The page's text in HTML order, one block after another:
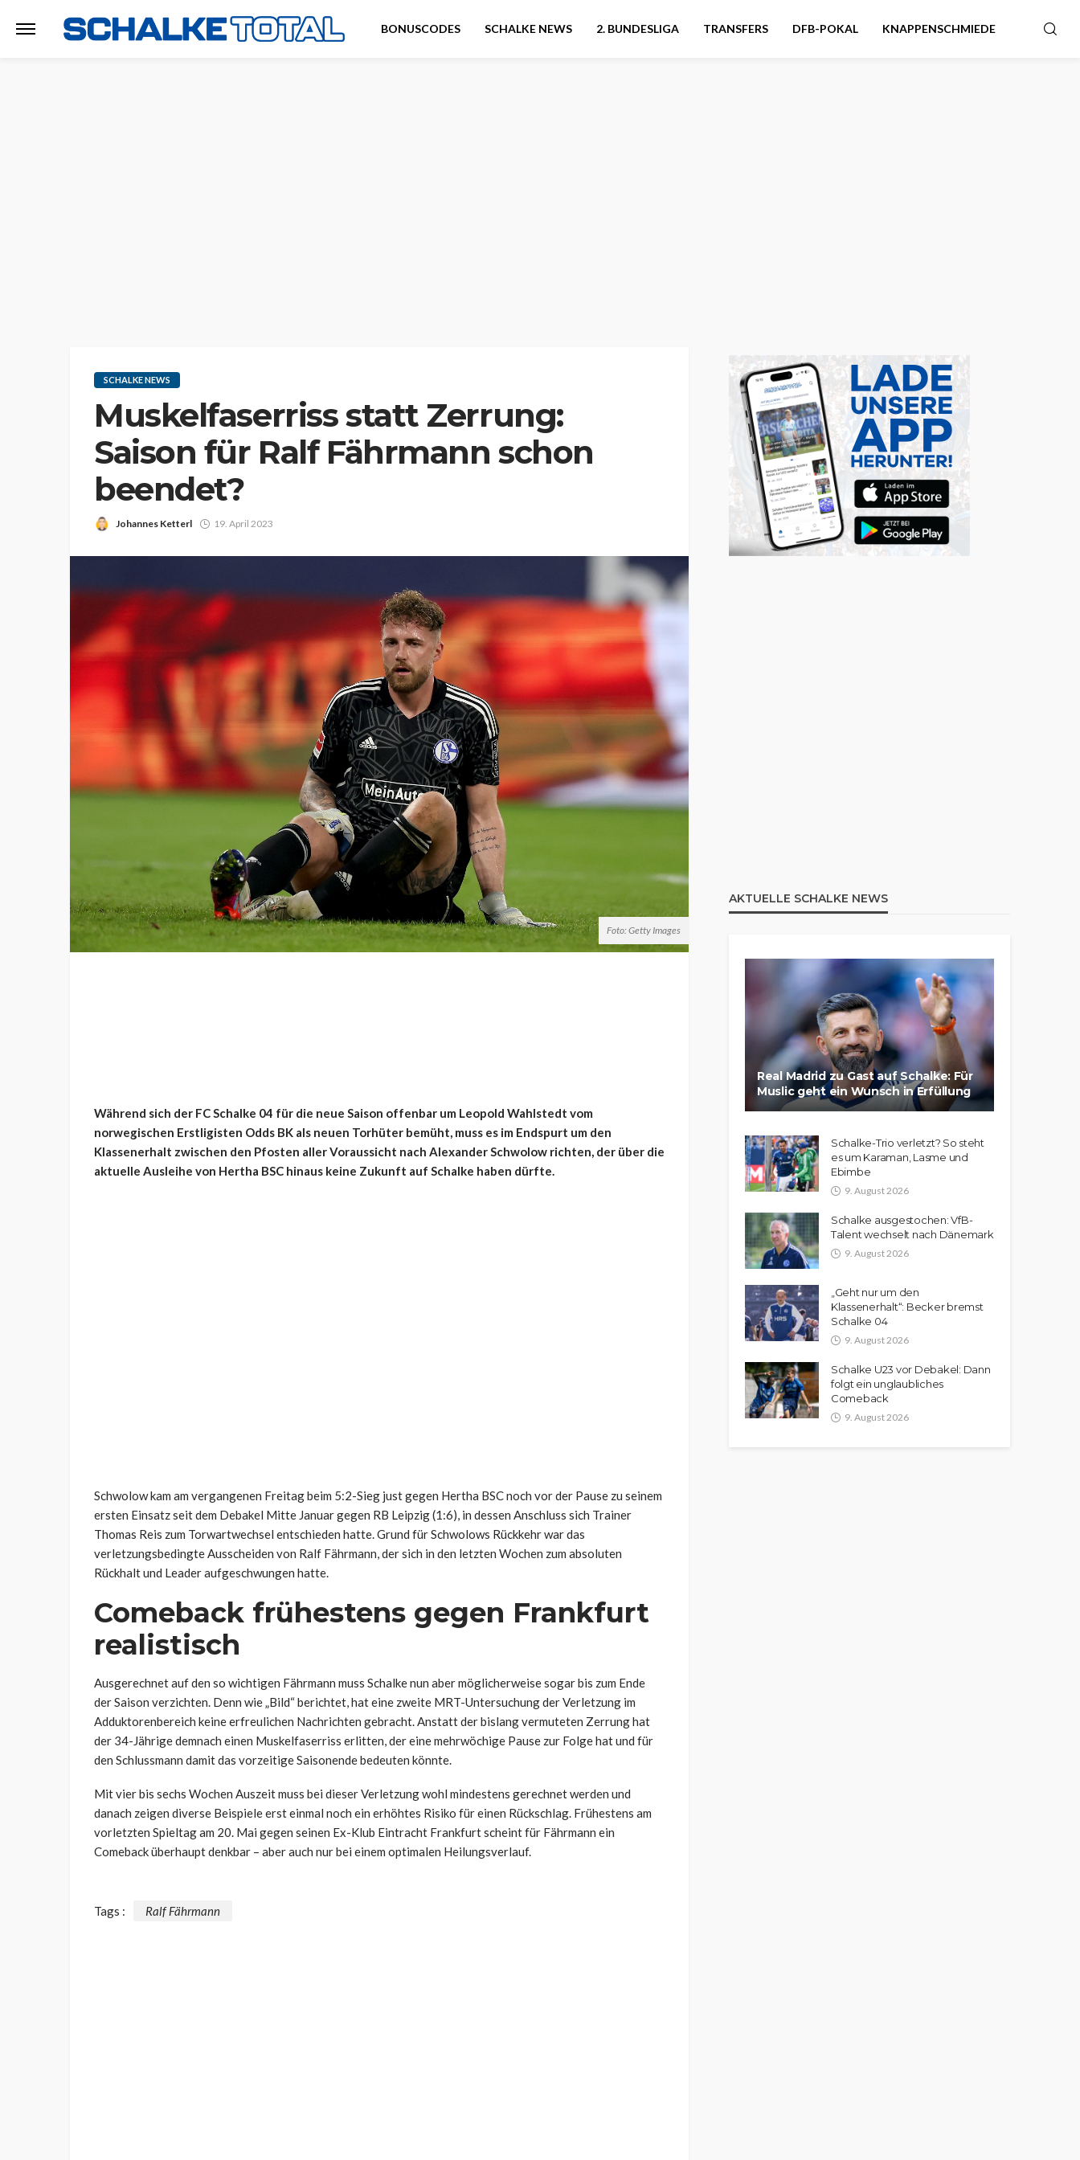
BONUSCODES SCHALKE NEWS 2. BUNDESLIGA TRANSFERS DFB-POKAL KNAPPENSCHMIEDE
SCHALKE NEWS
Muskelfaserriss statt Zerrung:
Saison für Ralf Fährmann schon
beendet?
Johannes Ketterl 19. April 2023
Foto: Getty Images
Während sich der FC Schalke 04 für die neue Saison offenbar um Leopold Wahlstedt vom
norwegischen Erstligisten Odds BK als neuen Torhüter bemüht, muss es im Endspurt um den
Klassenerhalt zwischen den Pfosten aller Voraussicht nach Alexander Schwolow richten, der über die
aktuelle Ausleihe von Hertha BSC hinaus keine Zukunft auf Schalke haben dürfte.
Schwolow kam am vergangenen Freitag beim 5:2-Sieg just gegen Hertha BSC noch vor der Pause zu seinem
ersten Einsatz seit dem Debakel Mitte Januar gegen RB Leipzig (1:6), in dessen Anschluss sich Trainer
Thomas Reis zum Torwartwechsel entschieden hatte. Grund für Schwolows Rückkehr war das
verletzungsbedingte Ausscheiden von Ralf Fährmann, der sich in den letzten Wochen zum absoluten
Rückhalt und Leader aufgeschwungen hatte.
Comeback frühestens gegen Frankfurt
realistisch
Ausgerechnet auf den so wichtigen Fährmann muss Schalke nun aber möglicherweise sogar bis zum Ende
der Saison verzichten. Denn wie „Bild“ berichtet, hat eine zweite MRT-Untersuchung der Verletzung im
Adduktorenbereich keine erfreulichen Nachrichten gebracht. Anstatt der bislang vermuteten Zerrung hat
der 34-Jährige demnach einen Muskelfaserriss erlitten, der eine mehrwöchige Pause zur Folge hat und für
den Schlussmann damit das vorzeitige Saisonende bedeuten könnte.
Mit vier bis sechs Wochen Auszeit muss bei dieser Verletzung wohl mindestens gerechnet werden und
danach zeigen diverse Beispiele erst einmal noch ein erhöhtes Risiko für einen Rückschlag. Frühestens am
vorletzten Spieltag am 20. Mai gegen seinen Ex-Klub Eintracht Frankfurt scheint für Fährmann ein
Comeback überhaupt denkbar – aber auch nur bei einem optimalen Heilungsverlauf.
Tags : Ralf Fährmann
AKTUELLE SCHALKE NEWS
Real Madrid zu Gast auf Schalke: Für
Muslic geht ein Wunsch in Erfüllung
Schalke-Trio verletzt? So steht
es um Karaman, Lasme und
Ebimbe
9. August 2026
Schalke ausgestochen: VfB-
Talent wechselt nach Dänemark
9. August 2026
„Geht nur um den
Klassenerhalt“: Becker bremst
Schalke 04
9. August 2026
Schalke U23 vor Debakel: Dann
folgt ein unglaubliches
Comeback
9. August 2026